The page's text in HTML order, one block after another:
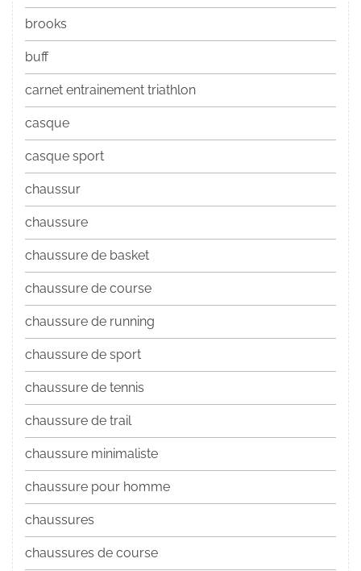
brooks
buff
carnet entrainement triathlon
casque
casque sport
chaussur
chaussure
chaussure de basket
chaussure de course
chaussure de running
chaussure de sport
chaussure de tennis
chaussure de trail
chaussure minimaliste
chaussure pour homme
chaussures
chaussures de course